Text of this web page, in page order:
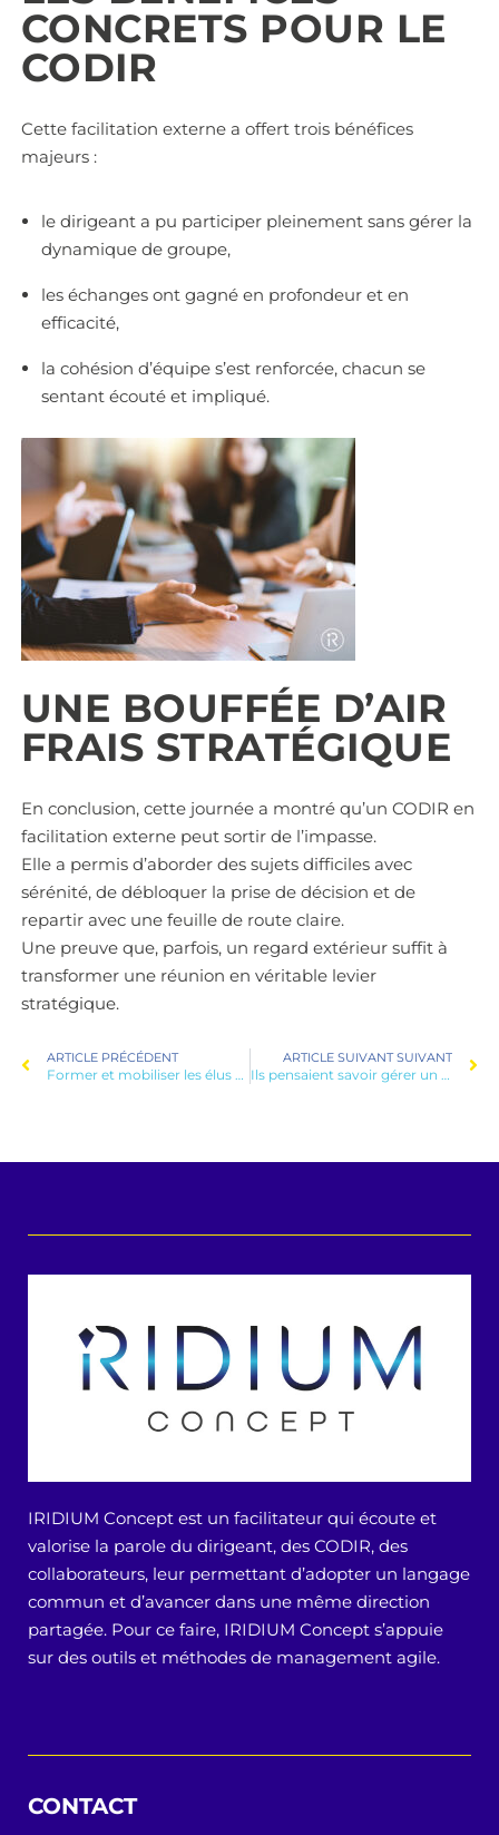
CONCRETS POUR LE
CODIR
Cette facilitation externe a offert trois bénéfices
majeurs :
le dirigeant a pu participer pleinement sans gérer la
dynamique de groupe,
les échanges ont gagné en profondeur et en
efficacité,
la cohésion d’équipe s’est renforcée, chacun se
sentant écouté et impliqué.
UNE BOUFFÉE D’AIR
FRAIS STRATÉGIQUE
En conclusion, cette journée a montré qu’un CODIR en
facilitation externe peut sortir de l’impasse.
Elle a permis d’aborder des sujets difficiles avec
sérénité, de débloquer la prise de décision et de
repartir avec une feuille de route claire.
Une preuve que, parfois, un regard extérieur suffit à
transformer une réunion en véritable levier
stratégique.
ARTICLE PRÉCÉDENT
Former et mobiliser les élus mutualistes en Guyane : un levier stratégique pour la santé
ARTICLE SUIVANT SUIVANT
Ils pensaient savoir gérer un projet — jusqu’à ce que ma formation e-learning change leur façon de faire
IRIDIUM Concept est un facilitateur qui écoute et
valorise la parole du dirigeant, des CODIR, des
collaborateurs, leur permettant d’adopter un langage
commun et d’avancer dans une même direction
partagée. Pour ce faire, IRIDIUM Concept s’appuie
sur des outils et méthodes de management agile.
CONTACT